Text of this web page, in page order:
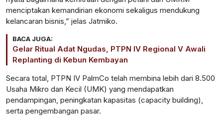
menciptakan kemandirian ekonomi sekaligus mendukung
kelancaran bisnis,” jelas Jatmiko.
BACA JUGA:
Gelar Ritual Adat Ngudas, PTPN IV Regional V Awali
Replanting di Kebun Kembayan
Secara total, PTPN IV PalmCo telah membina lebih dari 8.500
Usaha Mikro dan Kecil (UMK) yang mendapatkan
pendampingan, peningkatan kapasitas (capacity building),
serta pengembangan pasar.